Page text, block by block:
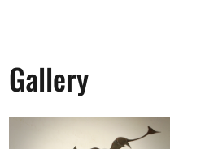
Gallery